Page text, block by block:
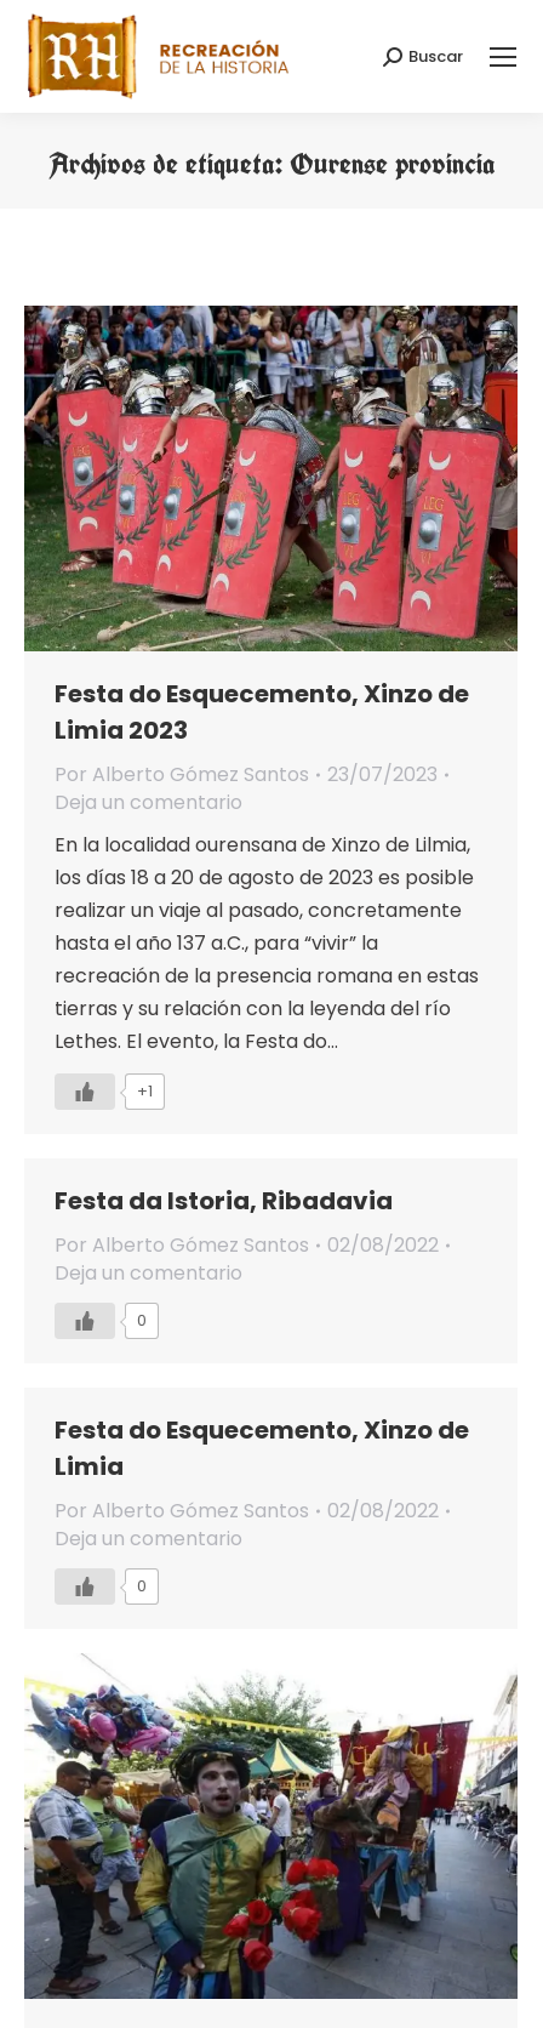
Buscar:
Buscar
Archivos de etiqueta:Ourense provincia
Festa do Esquecemento, Xinzo de
Limia 2023
Por Alberto Gómez Santos
23/07/2023
Deja un comentario
En la localidad ourensana de Xinzo de Lilmia,
los días 18 a 20 de agosto de 2023 es posible
realizar un viaje al pasado, concretamente
hasta el año 137 a.C., para “vivir” la
recreación de la presencia romana en estas
tierras y su relación con la leyenda del río
Lethes. El evento, la Festa do…
+1
Festa da Istoria, Ribadavia
Por Alberto Gómez Santos
02/08/2022
Deja un comentario
0
Festa do Esquecemento, Xinzo de
Limia
Por Alberto Gómez Santos
02/08/2022
Deja un comentario
0